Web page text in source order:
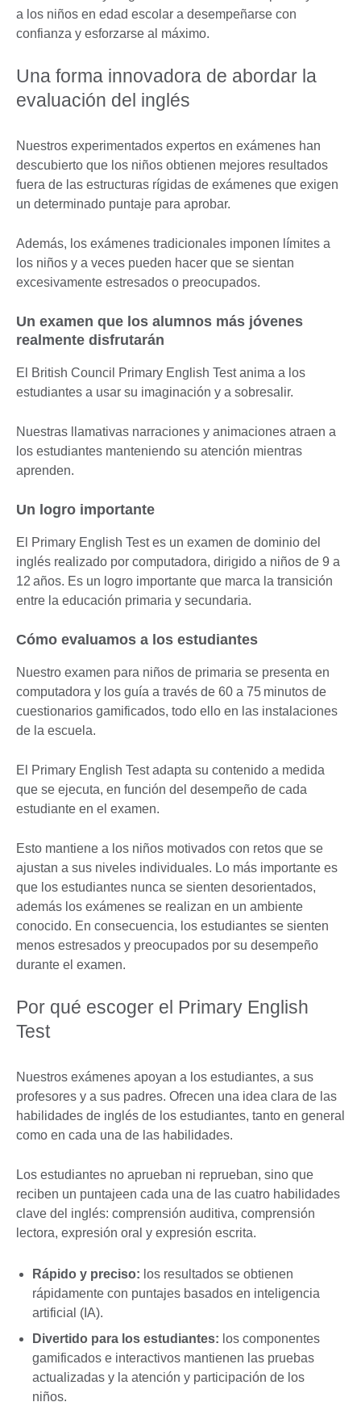
a los niños en edad escolar a desempeñarse con
confianza y esforzarse al máximo.
Una forma innovadora de abordar la
evaluación del inglés
Nuestros experimentados expertos en exámenes han
descubierto que los niños obtienen mejores resultados
fuera de las estructuras rígidas de exámenes que exigen
un determinado puntaje para aprobar.
Además, los exámenes tradicionales imponen límites a
los niños y a veces pueden hacer que se sientan
excesivamente estresados o preocupados.
Un examen que los alumnos más jóvenes
realmente disfrutarán
El British Council Primary English Test anima a los
estudiantes a usar su imaginación y a sobresalir.
Nuestras llamativas narraciones y animaciones atraen a
los estudiantes manteniendo su atención mientras
aprenden.
Un logro importante
El Primary English Test es un examen de dominio del
inglés realizado por computadora, dirigido a niños de 9 a
12 años. Es un logro importante que marca la transición
entre la educación primaria y secundaria.
Cómo evaluamos a los estudiantes
Nuestro examen para niños de primaria se presenta en
computadora y los guía a través de 60 a 75 minutos de
cuestionarios gamificados, todo ello en las instalaciones
de la escuela.
El Primary English Test adapta su contenido a medida
que se ejecuta, en función del desempeño de cada
estudiante en el examen.
Esto mantiene a los niños motivados con retos que se
ajustan a sus niveles individuales. Lo más importante es
que los estudiantes nunca se sienten desorientados,
además los exámenes se realizan en un ambiente
conocido. En consecuencia, los estudiantes se sienten
menos estresados y preocupados por su desempeño
durante el examen.
Por qué escoger el Primary English
Test
Nuestros exámenes apoyan a los estudiantes, a sus
profesores y a sus padres. Ofrecen una idea clara de las
habilidades de inglés de los estudiantes, tanto en general
como en cada una de las habilidades.
Los estudiantes no aprueban ni reprueban, sino que
reciben un puntajeen cada una de las cuatro habilidades
clave del inglés: comprensión auditiva, comprensión
lectora, expresión oral y expresión escrita.
Rápido y preciso: los resultados se obtienen
rápidamente con puntajes basados en inteligencia
artificial (IA).
Divertido para los estudiantes: los componentes
gamificados e interactivos mantienen las pruebas
actualizadas y la atención y participación de los
niños.